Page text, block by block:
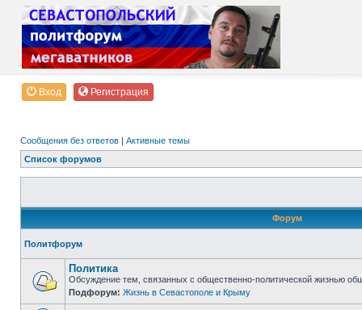
Вход Регистрация
Сообщения без ответов | Активные темы
Список форумов
Форум
Политфорум
Политика
Обсуждение тем, связанных с общественно-политической жизнью
Подфорум: Жизнь в Севастополе и Крыму